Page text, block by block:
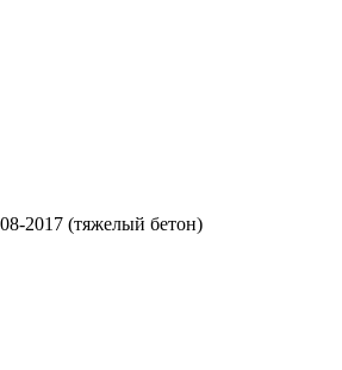
2017 (тяжелый бетон)